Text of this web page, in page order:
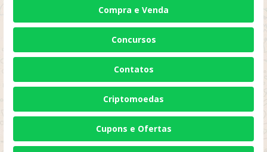
Compra e Venda
Concursos
Contatos
Criptomoedas
Cupons e Ofertas